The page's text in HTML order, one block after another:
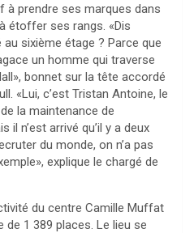
à prendre ses marques dans
étoffer ses rangs. «Dis
sixième étage ? Parce que
un homme qui traverse
bonnet sur la tête accordé
«Lui, c’est Tristan Antoine, le
la maintenance de
il n’est arrivé qu’il y a deux
du monde, on n’a pas
explique le chargé de
du centre Camille Muffat
1 389 places. Le lieu se